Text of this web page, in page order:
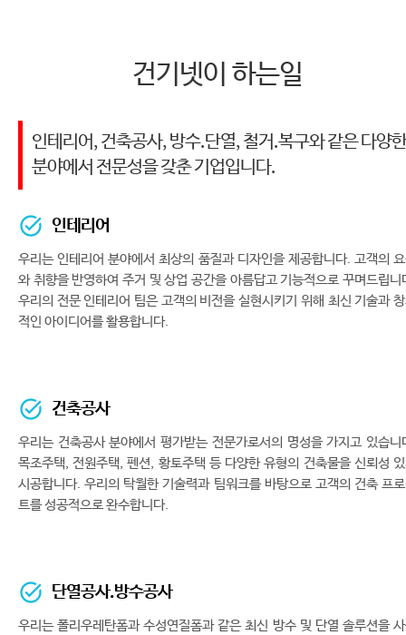
건기넷이 하는일
인테리어, 건축공사, 방수.단열, 철거.복구와 같은 다양한
분야에서 전문성을 갖춘 기업입니다.
인테리어
우리는 인테리어 분야에서 최상의 품질과 디자인을 제공합니다. 고객의
와 취향을 반영하여 주거 및 상업 공간을 아름답고 기능적으로 꾸며드립니
우리의 전문 인테리어 팀은 고객의 비전을 실현시키기 위해 최신 기술과
적인 아이디어를 활용합니다.
건축공사
우리는 건축공사 분야에서 평가받는 전문가로서의 명성을 가지고 있습니
목조주택, 전원주택, 펜션, 황토주택 등 다양한 유형의 건축물을 신뢰성
시공합니다. 우리의 탁월한 기술력과 팀워크를 바탕으로 고객의 건축 프
트를 성공적으로 완수합니다.
단열공사.방수공사
우리는 폴리우레탄폼과 수성연질폼과 같은 최신 방수 및 단열 솔루션을